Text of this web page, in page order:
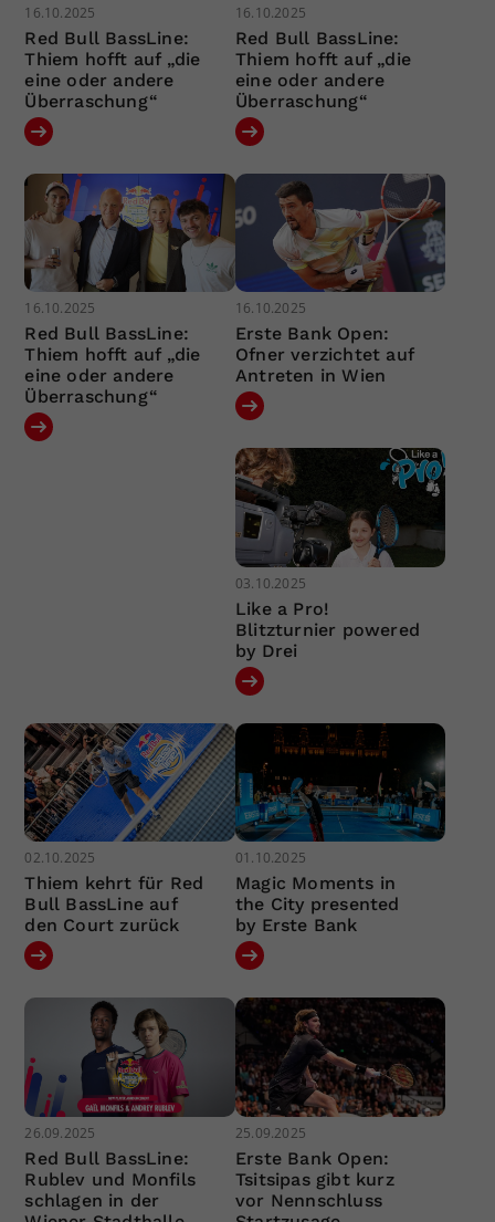
16.10.2025
Red Bull BassLine:
Thiem hofft auf „die
eine oder andere
Überraschung“
16.10.2025
Red Bull BassLine:
Thiem hofft auf „die
eine oder andere
Überraschung“
16.10.2025
Red Bull BassLine:
Thiem hofft auf „die
eine oder andere
Überraschung“
16.10.2025
Erste Bank Open:
Ofner verzichtet auf
Antreten in Wien
03.10.2025
Like a Pro!
Blitzturnier powered
by Drei
02.10.2025
Thiem kehrt für Red
Bull BassLine auf
den Court zurück
01.10.2025
Magic Moments in
the City presented
by Erste Bank
26.09.2025
Red Bull BassLine:
Rublev und Monfils
schlagen in der
25.09.2025
Erste Bank Open:
Tsitsipas gibt kurz
vor Nennschluss